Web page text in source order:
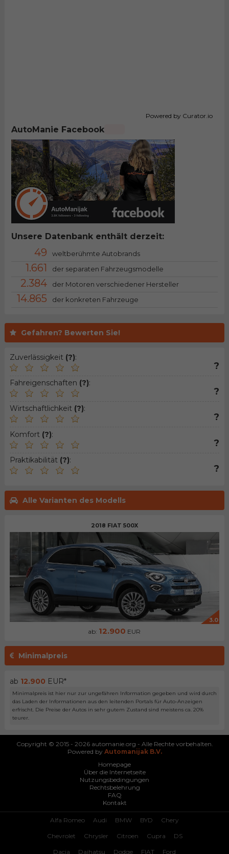
Gefahren? Bewerten Sie!
Zuverlässigkeit (?):
?
Fahreigenschaften (?):
?
Wirtschaftlichkeit (?):
?
Komfort (?):
?
Praktikabilität (?):
?
Alle Varianten des Modells
2018 FIAT 500X
3.0
ab: 12.900 EUR
Minimalpreis
ab 12.900 EUR*
Minimalpreis ist hier nur zur ungefähren Information gegeben und wird durch
das Laden der Informationen aus den leitenden Portals für Auto-Anzeigen
erfrischt. Die Preise der Autos in sehr gutem Zustand sind meistens ca. 20%
teurer.
Powered by Curator.io
AutoManie Facebook
Unsere Datenbank enthält derzeit:
49 weltberühmte Autobrands
1.661 der separaten Fahrzeugsmodelle
2.384 der Motoren verschiedener Hersteller
14.865 der konkreten Fahrzeuge
Copyright © 2015 - 2026 automanie.org - Alle Rechte vorbehalten.
Powered by Automanijak B.V.
Homepage
Über die Internetseite
Nutzungsbedingungen
Rechtsbelehrung
FAQ
Kontakt
Alfa Romeo Audi BMW BYD Chery
Chevrolet Chrysler Citroen Cupra DS
Dacia Daihatsu Dodge FIAT Ford